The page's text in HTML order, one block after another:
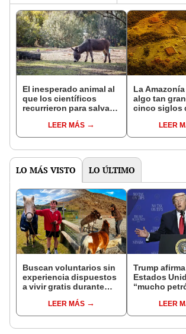
El inesperado animal al
que los científicos
recurrieron para salvar
reintroducción de un
asno salvaje está
en un paisaje con más
LEER MÁS
La
algo tan
cinco siglos
encontrarlo:
podría
pasado
LEER
LO MÁS VISTO LO ÚLTIMO
Buscan voluntarios sin
experiencia dispuestos
a vivir gratis durante
cuidar caballos, burros
y otros animales
LEER MÁS
Trump
Estados
“mucho
de Nicolás
LEER